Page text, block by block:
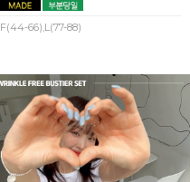
F(44-66),L(77-88)